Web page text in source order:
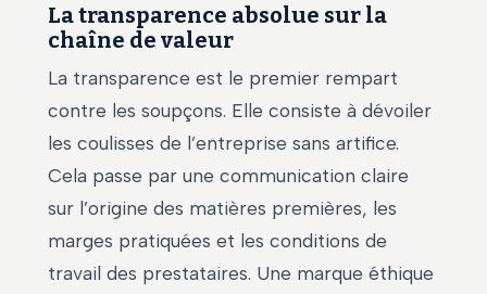
La transparence absolue sur la
chaîne de valeur
La transparence est le premier rempart
contre les soupçons. Elle consiste à dévoiler
les coulisses de l’entreprise sans artifice.
Cela passe par une communication claire
sur l’origine des matières premières, les
marges pratiquées et les conditions de
travail des prestataires. Une marque éthique